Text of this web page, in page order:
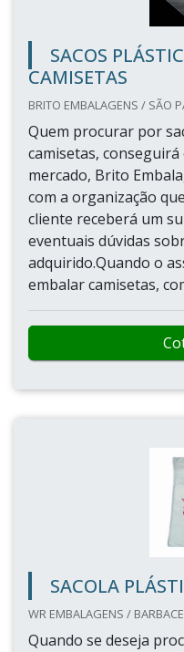
SACOS
CAMISETAS
BRITO EMBALAGENS / SÃO
Quem procurar por
camisetas,
mercado, Brito
com a organização
cliente receberá um
eventuais dúvidas
adquirido.Quando o
embalar camisetas,
SACOLA
WR EMBALAGENS /
Quando se deseja